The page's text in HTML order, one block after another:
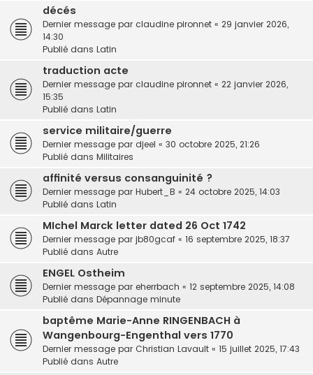
décés
Dernier message par claudine pironnet « 29 janvier 2026,
14:30
Publié dans Latin
traduction acte
Dernier message par claudine pironnet « 22 janvier 2026,
15:35
Publié dans Latin
service militaire/guerre
Dernier message par djeel « 30 octobre 2025, 21:26
Publié dans Militaires
affinité versus consanguinité ?
Dernier message par Hubert_B « 24 octobre 2025, 14:03
Publié dans Latin
MIchel Marck letter dated 26 Oct 1742
Dernier message par jb80gcaf « 16 septembre 2025, 18:37
Publié dans Autre
ENGEL Ostheim
Dernier message par eherrbach « 12 septembre 2025, 14:08
Publié dans Dépannage minute
baptême Marie-Anne RINGENBACH à
Wangenbourg-Engenthal vers 1770
Dernier message par Christian Lavault « 15 juillet 2025, 17:43
Publié dans Autre